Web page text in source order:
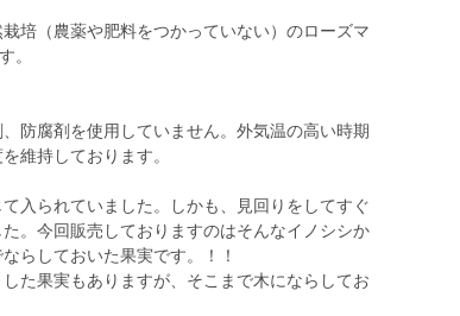
培（農薬や肥料をつかっていない）のローズマ
す。
防腐剤を使用していません。外気温の高い時期
維持しております。
入られていました。しかも、見回りをしてすぐ
。今回販売しておりますのはそんなイノシシか
らしておいた果実です。！！
た果実もありますが、そこまで木にならしてお